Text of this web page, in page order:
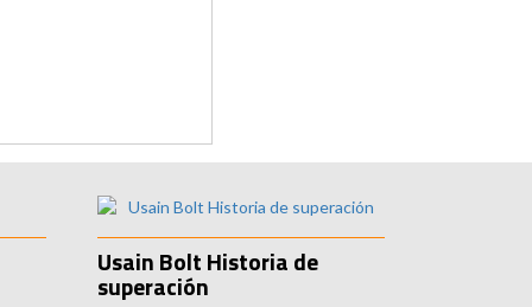
Usain Bolt Historia de
superación